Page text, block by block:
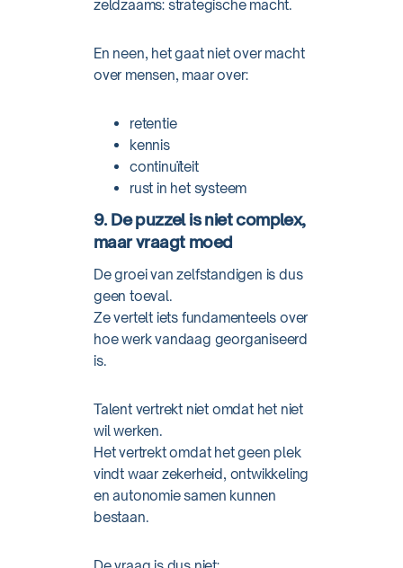
zeldzaams: strategische macht.
En neen, het gaat niet over macht
over mensen, maar over:
retentie
kennis
continuïteit
rust in het systeem
9. De puzzel is niet complex,
maar vraagt moed
De groei van zelfstandigen is dus
geen toeval.
Ze vertelt iets fundamenteels over
hoe werk vandaag georganiseerd
is.
Talent vertrekt niet omdat het niet
wil werken.
Het vertrekt omdat het geen plek
vindt waar zekerheid, ontwikkeling
en autonomie samen kunnen
bestaan.